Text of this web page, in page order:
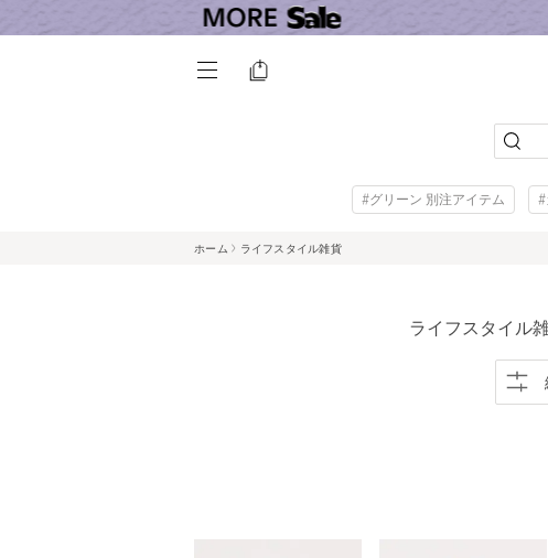
#グリーン 別注アイテム #
ホーム ライフスタイル雑貨
ライフスタイル